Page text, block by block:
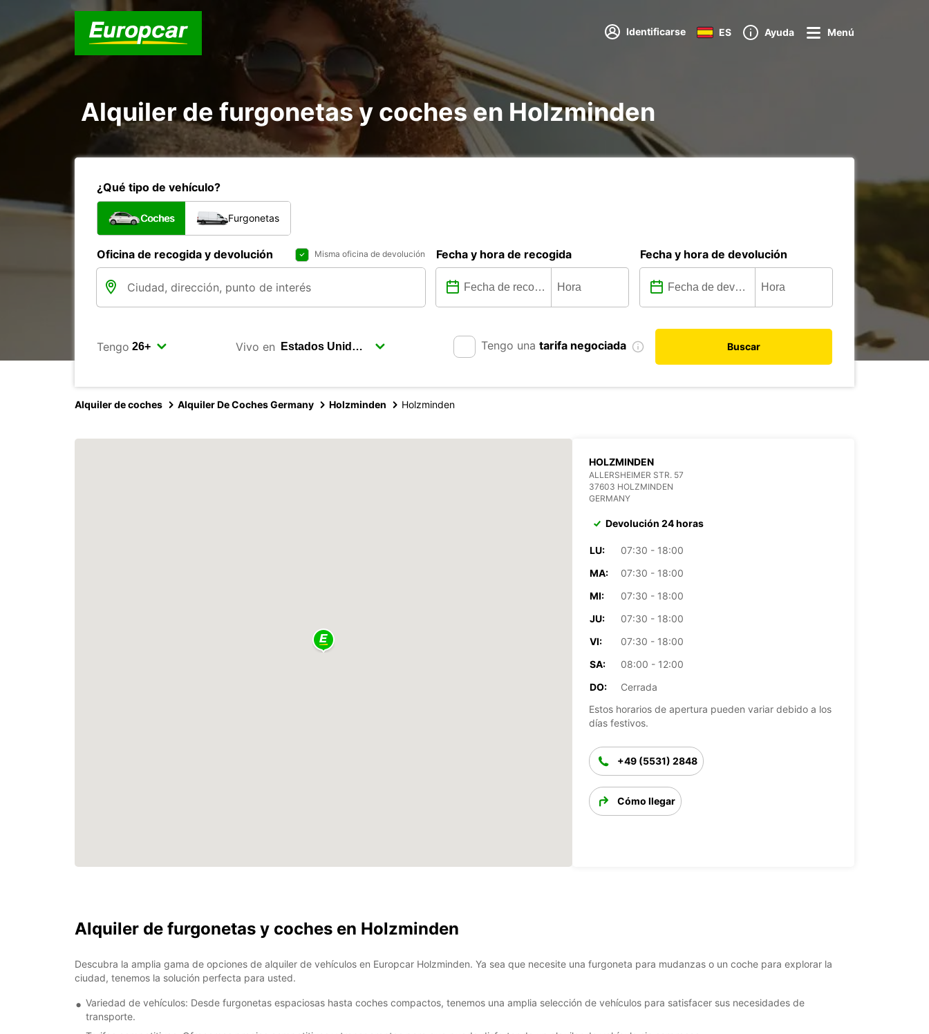
Identificarse ES Ayuda Menú
Alquiler de furgonetas y coches en Holzminden
¿Qué tipo de vehículo?
Coches Furgonetas
Oficina de recogida y devolución Misma oficina de devolución Fecha y hora de recogida Fecha y hora de devolución
Tengo Vivo en Tengo una tarifa negociada Buscar
Alquiler de coches Alquiler De Coches Germany Holzminden Holzminden
HOLZMINDEN
ALLERSHEIMER STR. 57
37603 HOLZMINDEN
GERMANY
Devolución 24 horas
LU:
07:30 - 18:00
MA:
07:30 - 18:00
MI:
07:30 - 18:00
JU:
07:30 - 18:00
VI:
07:30 - 18:00
SA:
08:00 - 12:00
DO:
Cerrada
Estos horarios de apertura pueden variar debido a los
días festivos.
+49 (5531) 2848
Cómo llegar
Alquiler de furgonetas y coches en Holzminden
Descubra la amplia gama de opciones de alquiler de vehículos en Europcar Holzminden. Ya sea que necesite una furgoneta para mudanzas o un coche para explorar la
ciudad, tenemos la solución perfecta para usted.
Variedad de vehículos: Desde furgonetas espaciosas hasta coches compactos, tenemos una amplia selección de vehículos para satisfacer sus necesidades de
transporte.